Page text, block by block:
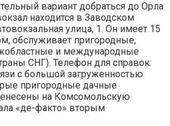
вариант добраться до Орла
находится в Заводском
улица, 1. Он имеет 15
обслуживает пригородные,
и международные
СНГ). Телефон для справок:
с большой загруженностью
пригородные дачные
на Комсомольскую
«де-факто» вторым